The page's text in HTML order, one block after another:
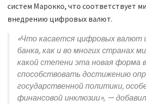
систем Марокко, что соответствует
внедрению цифровых валют.
«Что касается цифровых валют
банка, как и во многих странах
какой степени эта новая
способствовать достижению
государственной политики,
финансовой инклюзии», —